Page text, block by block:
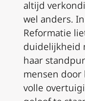
altijd
wel anders.
Reformatie
duidelijkheid
haar
mensen
volle